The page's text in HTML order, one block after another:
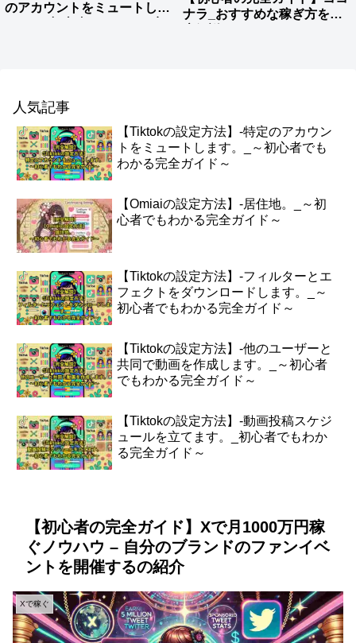
のアカウントをミュートしま
ナラ_おすすめな稼ぎ方を徹
人気記事
【Tiktokの設定方法】-特定のアカウン
トをミュートします。_～初心者でも
わかる完全ガイド～
【Omiaiの設定方法】-居住地。_～初
心者でもわかる完全ガイド～
【Tiktokの設定方法】-フィルターとエ
フェクトをダウンロードします。_～
初心者でもわかる完全ガイド～
【Tiktokの設定方法】-他のユーザーと
共同で動画を作成します。_～初心者
でもわかる完全ガイド～
【Tiktokの設定方法】-動画投稿スケジ
ュールを立てます。_初心者でもわか
る完全ガイド～
【初心者の完全ガイド】Xで月1000万円稼
ぐノウハウ – 自分のブランドのファンイベ
ントを開催するの紹介
Xで稼ぐ